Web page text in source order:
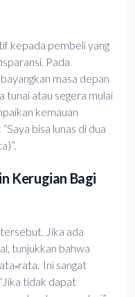
kepada pembeli yang
Pada
masa depan
tunai atau segera mulai
kemauan
bisa lunas di dua
Kerugian Bagi
Jika ada
tunjukkan bahwa
Ini sangat
tidak dapat